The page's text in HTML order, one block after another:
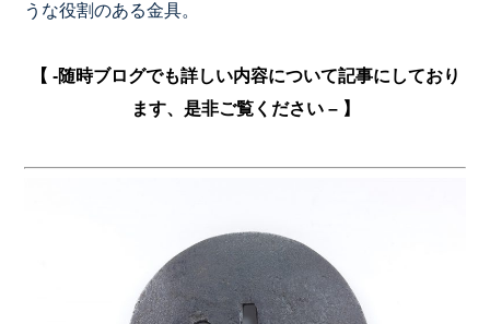
うな役割のある金具。
【 -随時ブログでも詳しい内容について記事にしており
ます、是非ご覧ください – 】